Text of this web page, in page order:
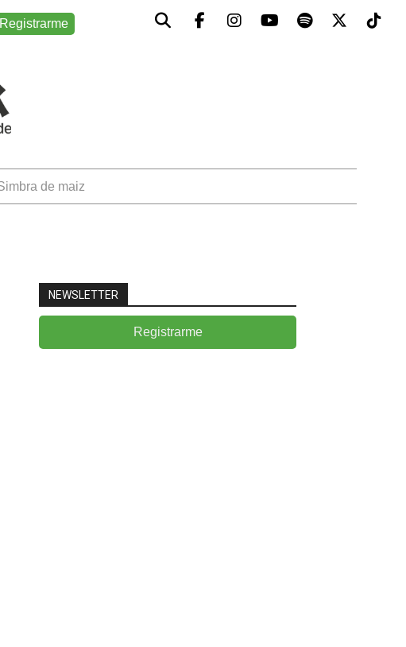
Registrarme
simbra de maiz
NEWSLETTER
Registrarme